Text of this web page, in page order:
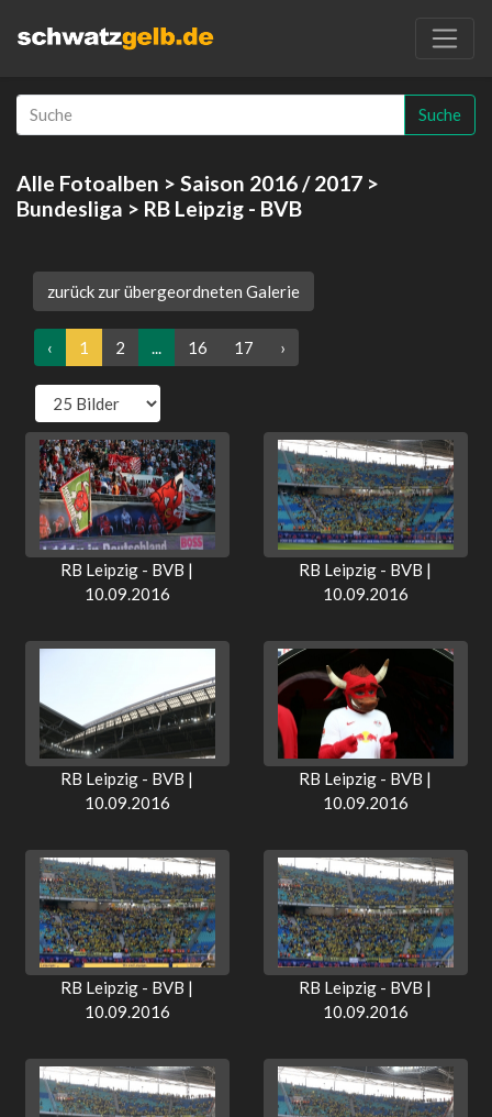
Suche
Alle Fotoalben > Saison 2016 / 2017 >
Bundesliga > RB Leipzig - BVB
zurück zur übergeordneten Galerie
‹ 1 2 ... 16 17 ›
RB Leipzig - BVB |
10.09.2016
RB Leipzig - BVB |
10.09.2016
RB Leipzig - BVB |
10.09.2016
RB Leipzig - BVB |
10.09.2016
RB Leipzig - BVB |
10.09.2016
RB Leipzig - BVB |
10.09.2016